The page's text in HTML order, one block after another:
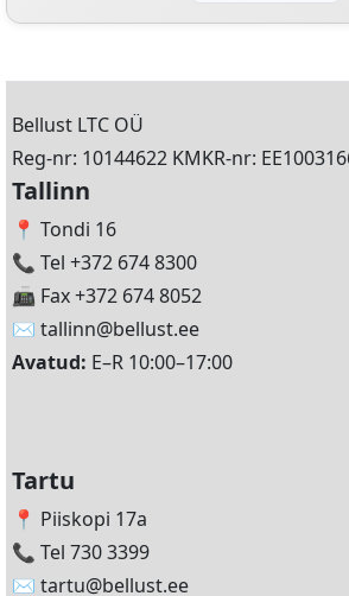
Bellust LTC OÜ
Reg-nr: 10144622 KMKR-nr:
Tallinn
📍 Tondi 16
📞 Tel +372 674 8300
📠 Fax +372 674 8052
✉️ tallinn@bellust.ee
Avatud: E–R 10:00–17:00
Tartu
📍 Piiskopi 17a
📞 Tel 730 3399
✉️ tartu@bellust.ee